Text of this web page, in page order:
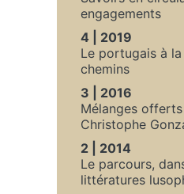
engagements
4 | 2019
Le portugais à
chemins
3 | 2016
Mélanges
Christophe
2 | 2014
Le parcours,
littératures